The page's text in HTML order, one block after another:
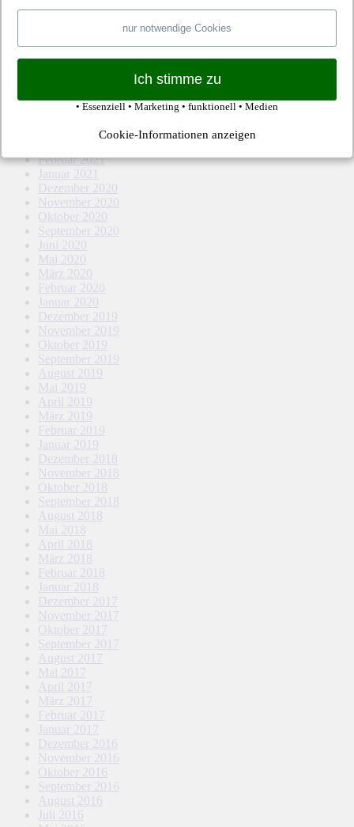
Dezember 2021
November 2021
August 2021
Februar 2021
Januar 2021
Dezember 2020
November 2020
Oktober 2020
September 2020
Juni 2020
Mai 2020
März 2020
Februar 2020
Januar 2020
Dezember 2019
November 2019
Oktober 2019
September 2019
August 2019
Mai 2019
April 2019
März 2019
Februar 2019
Januar 2019
Dezember 2018
November 2018
Oktober 2018
September 2018
August 2018
Mai 2018
April 2018
März 2018
Februar 2018
Januar 2018
Dezember 2017
November 2017
Oktober 2017
September 2017
August 2017
Mai 2017
April 2017
März 2017
Februar 2017
Januar 2017
Dezember 2016
November 2016
Oktober 2016
September 2016
August 2016
Juli 2016
nur notwendige Cookies
Ich stimme zu
• Essenziell • Marketing • funktionell • Medien
Cookie-Informationen anzeigen